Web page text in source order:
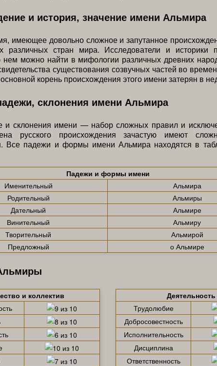
и история, значение имени Альмира
имеющее довольно сложное и запутанное
различных стран мира. Исследователи и историки
можно найти в мифологии различных древних
существования созвучных частей во
корень происхождения этого имени затерян в
склонения имени Альмира
и склонения имени — набор сложных правил и
русского происхождения зачастую имеют
Все падежи и формы имени Альмира находятся в
Падежи и формы имени
Именительный
Альмира
Родительный
Альмиры
Дательный
Альмире
Винительный
Альмиру
Творительный
Альмирой
Предложный
о Альмире
и коллектив
Деятельность
Трудолюбие
Добросовестность
Исполнительность
Дисциплина
Ответственность